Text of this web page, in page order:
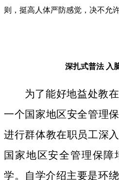
则，挺高人体严防感觉，决不允
深扎式普法 入
为了能好地益处教
一个国家地区安全管理
进行群体教在职员工深
国家地区安全管理保障
学。自学介绍主要是环